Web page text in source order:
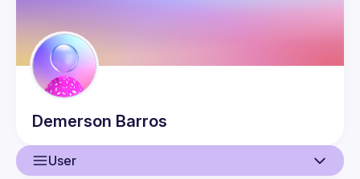
Demerson Barros
User